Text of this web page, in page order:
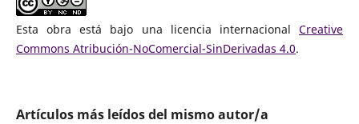
Esta obra está bajo una licencia internacionalCreative
Commons Atribución-NoComercial-SinDerivadas 4.0.
Artículos más leídos del mismo autor/a